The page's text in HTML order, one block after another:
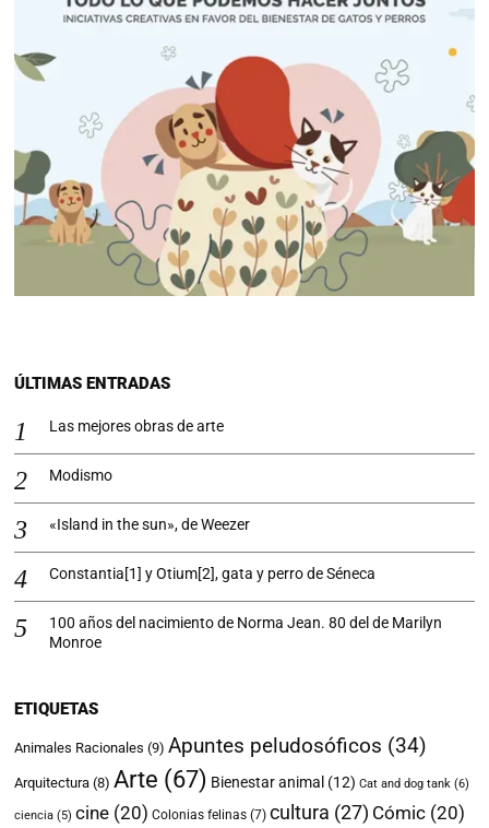
ÚLTIMAS ENTRADAS
Las mejores obras de arte
Modismo
«Island in the sun», de Weezer
Constantia[1] y Otium[2], gata y perro de Séneca
100 años del nacimiento de Norma Jean. 80 del de Marilyn
Monroe
ETIQUETAS
Animales Racionales (9) Apuntes peludosóficos (34)
Arquitectura (8) Arte (67) Bienestar animal (12) Cat and dog tank (6)
ciencia (5) cine (20) Colonias felinas (7) cultura (27) Cómic (20)